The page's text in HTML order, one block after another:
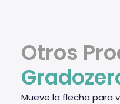
Otros
Mueve la flecha para